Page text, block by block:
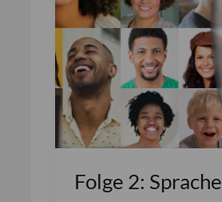
Folge 2: Sprache